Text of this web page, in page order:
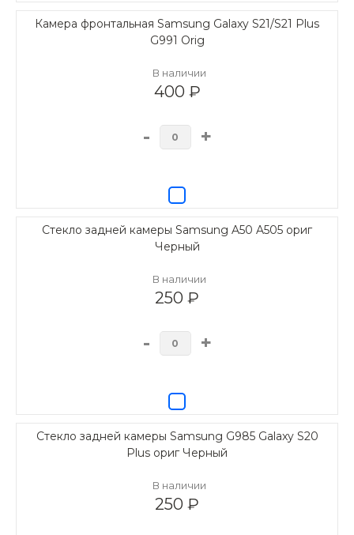
Камера фронтальная Samsung Galaxy S21/S21 Plus
G991 Orig
В наличии
400 ₽
- +
Стекло задней камеры Samsung A50 A505 ориг
Черный
В наличии
250 ₽
- +
Стекло задней камеры Samsung G985 Galaxy S20
Plus ориг Черный
В наличии
250 ₽